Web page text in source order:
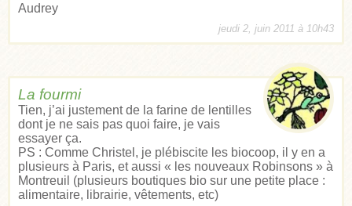
Audrey
jeudi 2, juin 2011 à 10h43
La fourmi
Tien, j’ai justement de la farine de lentilles
dont je ne sais pas quoi faire, je vais
essayer ça.
PS : Comme Christel, je plébiscite les biocoop, il y en a
plusieurs à Paris, et aussi « les nouveaux Robinsons » à
Montreuil (plusieurs boutiques bio sur une petite place :
alimentaire, librairie, vêtements, etc)